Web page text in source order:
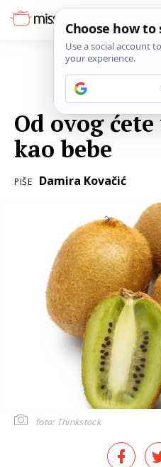
Od ovog
kao bebe
PIŠE Damira Kovačić
foto: Thinkstock